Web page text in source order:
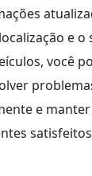
e o
você
e manter